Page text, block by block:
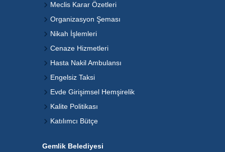
Meclis Karar Özetleri
Organizasyon Şeması
Nikah İşlemleri
Cenaze Hizmetleri
Hasta Nakil Ambulansı
Engelsiz Taksi
Evde Girişimsel Hemşirelik
Kalite Politikası
Katılımcı Bütçe
Gemlik Belediyesi